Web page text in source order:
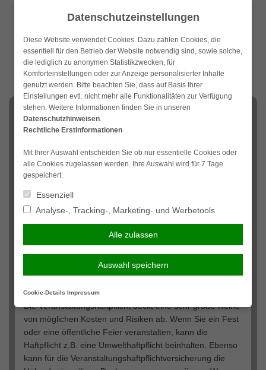
NAVIGATION
Wenn Sie eine öffentliche Veranstaltung planen, müssen
werden. Da Ihnen unter Umständen sehr hohe Kosten
entstehen können, müssen Sie eine
Veranstaltungshaftpflicht abschließen. Diese nimmt Ihnen
die Last, für Sach- Personen und Tätigkeitsschäden
Die Veranstaltungshaftpflicht deckt eine sehr große Reihe
von möglichen Kosten und Risiken ab. Wenn Sie ein Fest
oder eine öffentliche Feier veranstalten, kann die
Haftpflicht z.B. eine Umwelthaftpflicht beinhalten. Ebenso
kann für die Veranstaltungshaftpflichtversicherung die
Datenschutzeinstellungen
Diese Website verwendet Cookies. Dazu zählen Cookies, die
essentiell für den Betrieb der Website notwendig sind, sowie solche,
die lediglich zu anonymen Statistikzwecken, für
Komforteinstellungen oder zur Anzeige personalisierter Inhalte
genutzt werden. Bitte beachten Sie, dass auf Basis Ihrer
Einstellungen evtl. nicht mehr alle Funktionalitäten zur Verfügung
stehen. Weitere Informationen finden Sie in unseren
Datenschutzhinweisen.
Rechtliche Erstinformationen
Mit Ihrer Auswahl entscheiden Sie ob nur essentielle Cookies oder
alle Cookies zugelassen werden. Ihre Auswahl wird für 7 Tage
gespeichert.
Essenziell
Analyse-, Tracking-, Marketing- und Werbetools
Alle zulassen
Auswahl speichern
Cookie-Details Impressum